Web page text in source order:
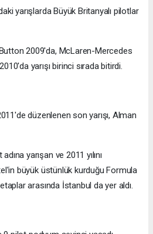
yarışlarda Büyük Britanyalı pilotlar
2009'da, McLaren-Mercedes
yarışı birinci sırada bitirdi.
düzenlenen son yarışı, Alman
yarışan ve 2011 yılını
büyük üstünlük kurduğu Formula
arasında İstanbul da yer aldı.